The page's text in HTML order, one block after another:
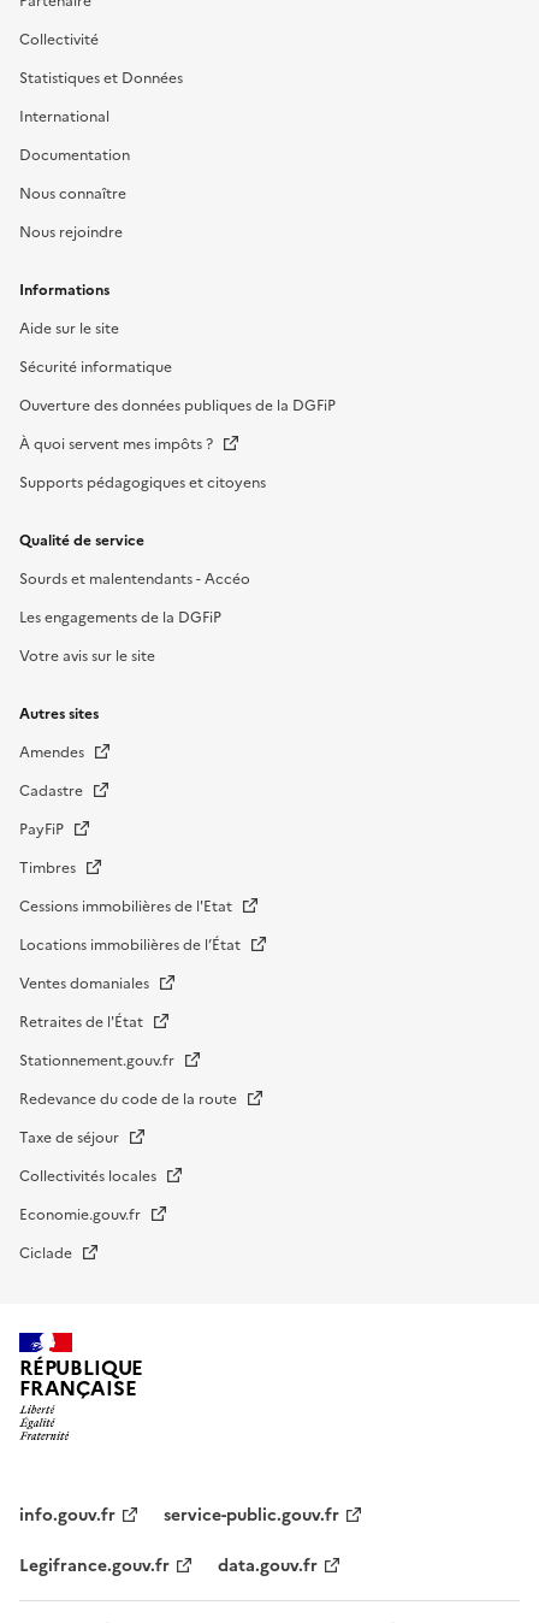
Collectivité
Statistiques et Données
International
Documentation
Nous connaître
Nous rejoindre
Informations
Aide sur le site
Sécurité informatique
Ouverture des données publiques de la DGFiP
À quoi servent mes impôts ?
Supports pédagogiques et citoyens
Qualité de service
Sourds et malentendants - Accéo
Les engagements de la DGFiP
Votre avis sur le site
Autres sites
Amendes
Cadastre
PayFiP
Timbres
Cessions immobilières de l'Etat
Locations immobilières de l’État
Ventes domaniales
Retraites de l'État
Stationnement.gouv.fr
Redevance du code de la route
Taxe de séjour
Collectivités locales
Economie.gouv.fr
Ciclade
RÉPUBLIQUE
FRANÇAISE
institutionnel
info.gouv.fr
service-public.gouv.fr
Legifrance.gouv.fr
data.gouv.fr